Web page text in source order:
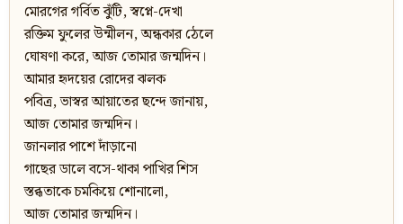
মোরগের গর্বিত ঝুঁটি, স্বপ্নে-দেখা
রক্তিম ফুলের উন্মীলন, অন্ধকার ঠেলে
ঘোষণা করে, আজ তোমার জন্মদিন।
আমার হৃদয়ের রোদের ঝলক
পবিত্র, ভাস্বর আয়াতের ছন্দে জানায়,
আজ তোমার জন্মদিন।
জানলার পাশে দাঁড়ানো
গাছের ডালে বসে-থাকা পাখির শিস
স্তব্ধতাকে চমকিয়ে শোনালো,
আজ তোমার জন্মদিন।